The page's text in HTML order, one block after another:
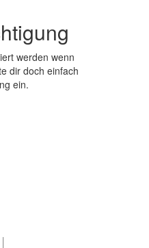
werden wenn
dir doch einfach
ein.